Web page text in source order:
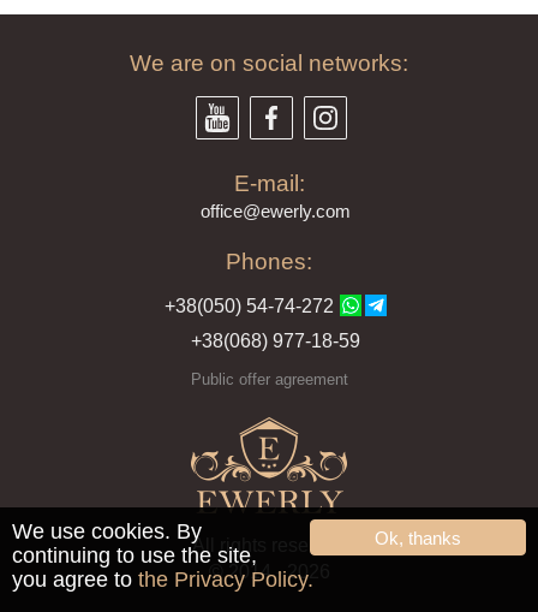
We are on social networks:
E-mail:
office@ewerly.com
Phones:
+38(050) 54-74-272
+38(068) 977-18-59
Public offer agreement
All rights reserved
© 2014 - 2026
Ok, thanks
We use cookies. By
continuing to use the site,
you agree to the Privacy Policy.